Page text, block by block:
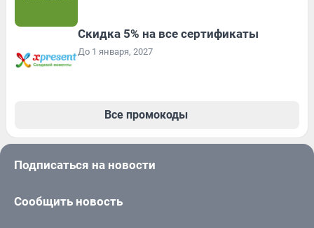
Скидка 5% на все сертификаты
До 1 января, 2027
Все промокоды
Подписаться на новости
Сообщить новость